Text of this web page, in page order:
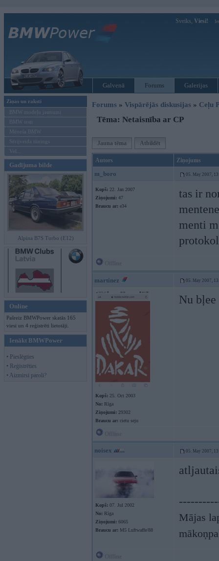
Sveiks, Viesi!
Galvenā Forums Galerijas
Ziņas un raksti
BMW modeļu jaunumi
BMW testi
Mēneša BMW
Sērijveida tūnings
Vel...
Gadījuma bilde
Alpina B7S Turbo (E12)
Online
Pašreiz BMWPower skatās 165
viesi un 4 reģistrēti lietotāji.
Ienākt BMWPower
• Pieslēgties
• Reģistrēties
• Aizmirsi paroli?
Forums » Vispārējās diskusijas » Ceļu
Tēma: Netaisnība ar CP
Jauna tēma Atbildēt
Autors Ziņojums
m_boro 05. May 2007,
Kopš: 22. Jan 2007
Ziņojumi: 47
Braucu ar: e34
tas ir
menti
martinez 05. May 2007,
Kopš: 25. Oct 2003
No: Rīga
Ziņojumi: 29302
Braucu ar: cietu seju
Nu bļee
noisex 05. May 2007,
Kopš: 07. Jul 2002
No: Rīga
Ziņojumi: 6065
Braucu ar: M5 Luftwaffe/88
Mājas